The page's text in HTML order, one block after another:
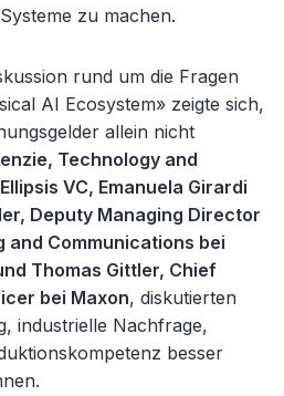
zu machen.
rund um die Fragen
AI Ecosystem» zeigte sich,
allein nicht
Technology and
VC, Emanuela Girardi
Deputy Managing Director
and Communications bei
Thomas Gittler, Chief
bei Maxon, diskutierten
industrielle Nachfrage,
besser